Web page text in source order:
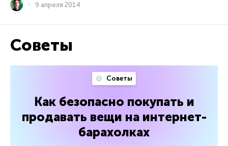
9 апреля 2014
Советы
Советы
Как безопасно покупать и
продавать вещи на интернет-
барахолках